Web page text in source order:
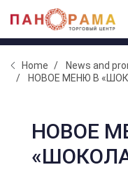
Home
News and
НОВОЕ МЕНЮ В
НОВОЕ